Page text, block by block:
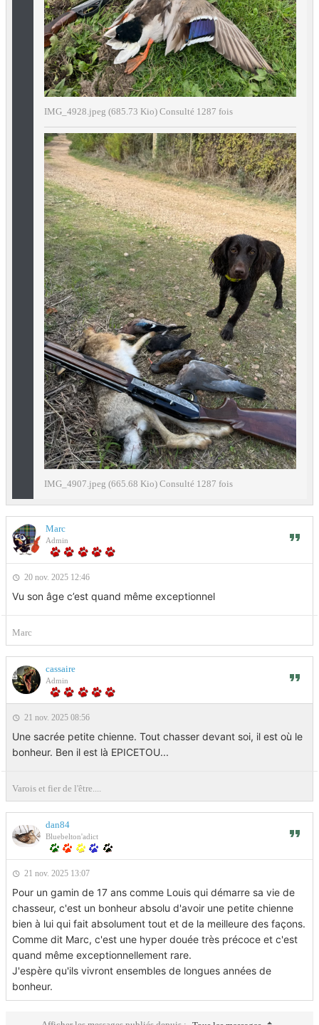
IMG_4928.jpeg (685.73 Kio) Consulté 1287 fois
IMG_4907.jpeg (665.68 Kio) Consulté 1287 fois
Marc
Admin
20 nov. 2025 12:46
Vu son âge c’est quand même exceptionnel
Marc
cassaire
Admin
21 nov. 2025 08:56
Une sacrée petite chienne. Tout chasser devant soi, il est où le
bonheur. Ben il est là EPICETOU...
Varois et fier de l'être....
dan84
Bluebelton'adict
21 nov. 2025 13:07
Pour un gamin de 17 ans comme Louis qui démarre sa vie de
chasseur, c'est un bonheur absolu d'avoir une petite chienne
bien à lui qui fait absolument tout et de la meilleure des façons.
Comme dit Marc, c'est une hyper douée très précoce et c'est
quand même exceptionnellement rare.
J'espère qu'ils vivront ensembles de longues années de
bonheur.